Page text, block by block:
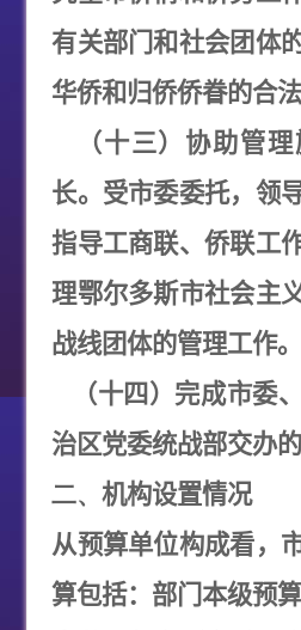
有关部门和社会团体
华侨和归侨侨眷的合法
（十三）协助管
长。受市委委托，领
指导工商联、侨联工
理鄂尔多斯市社会主
战线团体的管理工作。
（十四）完成市委
治区党委统战部交办的
二、机构设置情况
从预算单位构成看，
算包括：部门本级预算